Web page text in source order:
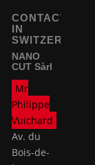
CONTACT
IN
SWITZERLAND
NANO
CUT Sàrl
Mr
Philippe
Vuichard
Av. du
Bois-de-